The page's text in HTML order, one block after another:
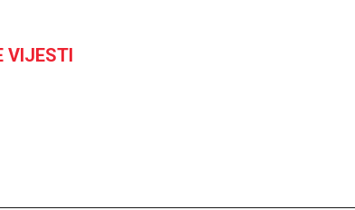
VIJESTI